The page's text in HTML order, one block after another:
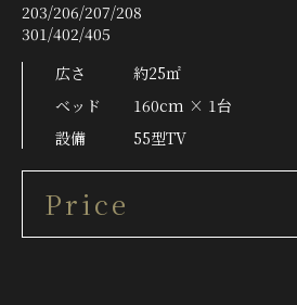
203/206/207/208
301/402/405
広さ
約25㎡
ベッド
160cm × 1台
設備
55型TV
Price